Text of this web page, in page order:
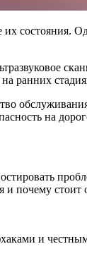
состояния.
на
и почему стоит
и